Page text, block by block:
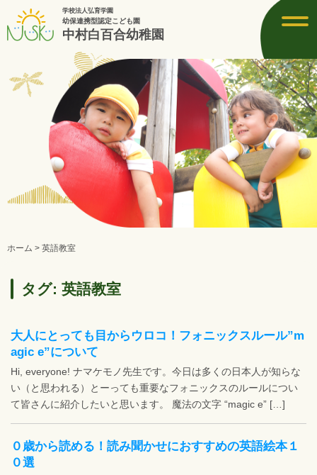
学校法人弘育学園
幼保連携型認定こども園
中村白百合幼稚園
ホーム > 英語教室
タグ: 英語教室
大人にとっても目からウロコ！フォニックスルール”m
agic e”について
Hi, everyone! ナマケモノ先生です。今日は多くの日本人が知らな
い（と思われる）とーっても重要なフォニックスのルールについ
て皆さんに紹介したいと思います。 魔法の文字 “magic e” […]
０歳から読める！読み聞かせにおすすめの英語絵本１
０選